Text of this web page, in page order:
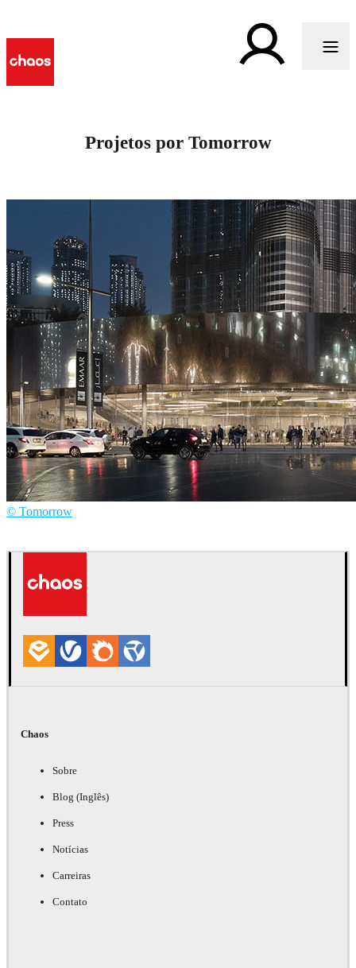
Projetos por Tomorrow
© Tomorrow
Chaos
Sobre
Blog (Inglês)
Press
Notícias
Carreiras
Contato